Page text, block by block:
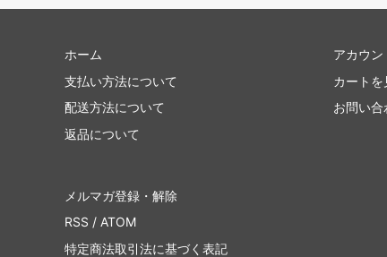
ホーム
支払い方法について
配送方法について
返品について
アカウン
カートを
お問い合
メルマガ登録・解除
RSS / ATOM
特定商法取引法に基づく表記